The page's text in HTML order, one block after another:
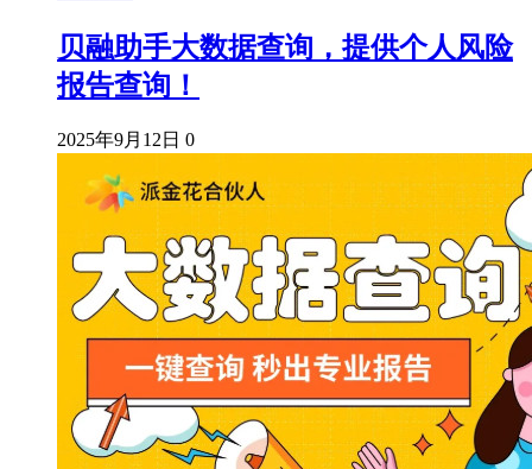
贝融助手大数据查询，提供个人风险
报告查询！
2025年9月12日 0